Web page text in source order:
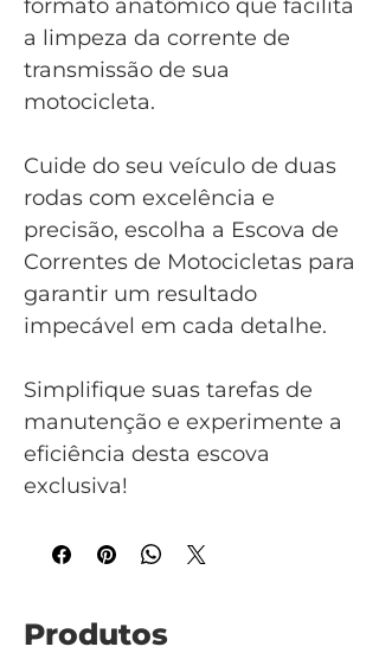
formato anatômico que facilita
a limpeza da corrente de
transmissão de sua
motocicleta.
Cuide do seu veículo de duas
rodas com excelência e
precisão, escolha a Escova de
Correntes de Motocicletas para
garantir um resultado
impecável em cada detalhe.
Simplifique suas tarefas de
manutenção e experimente a
eficiência desta escova
exclusiva!
Produtos